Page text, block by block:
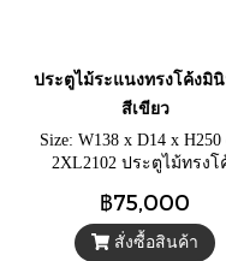
ประตูไม้ระแนงทรงโค้งมิ
สีเขียว
Size: W138 x D14 x H250
2XL2102 ประตูไม้ทรงโ
แต่งสวน แต่งคาเฟ่
฿75,000
สั่งซื้อสินค้า